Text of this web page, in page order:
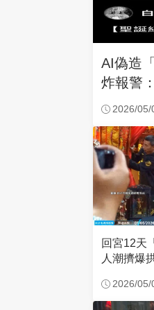
AI偽造
炸報警
2026/05/
回宮12天
人潮擠爆
2026/05/